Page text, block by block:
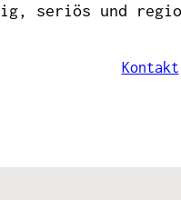
seriös und
Kontakt